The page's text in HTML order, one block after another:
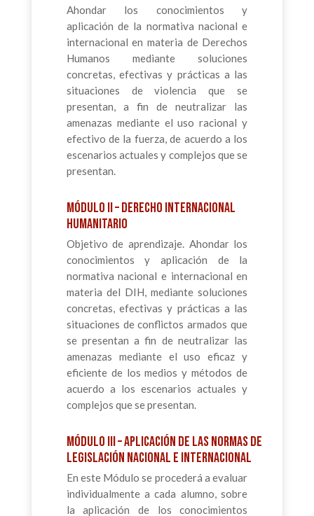
Ahondar los conocimientos y
aplicación de la normativa nacional e
internacional en materia de Derechos
Humanos mediante soluciones
concretas, efectivas y prácticas a las
situaciones de violencia que se
presentan, a fin de neutralizar las
amenazas mediante el uso racional y
efectivo de la fuerza, de acuerdo a los
escenarios actuales y complejos que se
presentan.
Módulo II – Derecho Internacional
Humanitario
Objetivo de aprendizaje. Ahondar los
conocimientos y aplicación de la
normativa nacional e internacional en
materia del DIH, mediante soluciones
concretas, efectivas y prácticas a las
situaciones de conflictos armados que
se presentan a fin de neutralizar las
amenazas mediante el uso eficaz y
eficiente de los medios y métodos de
acuerdo a los escenarios actuales y
complejos que se presentan.
Módulo III – Aplicación de las Normas de
Legislación Nacional e Internacional
En este Módulo se procederá a evaluar
individualmente a cada alumno, sobre
la aplicación de los conocimientos